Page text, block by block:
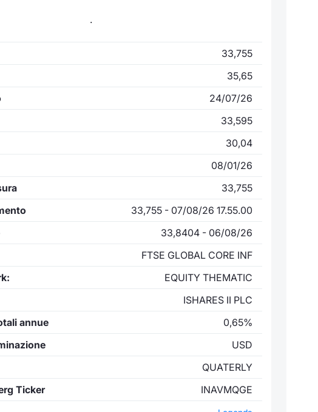
.
33,755
35,65
24/07/26
33,595
30,04
08/01/26
33,755
33,755 - 07/08/26 17.55.00
33,8404 - 06/08/26
FTSE GLOBAL CORE INF
EQUITY THEMATIC
ISHARES II PLC
annue
0,65%
USD
QUATERLY
Ticker
INAVMQGE